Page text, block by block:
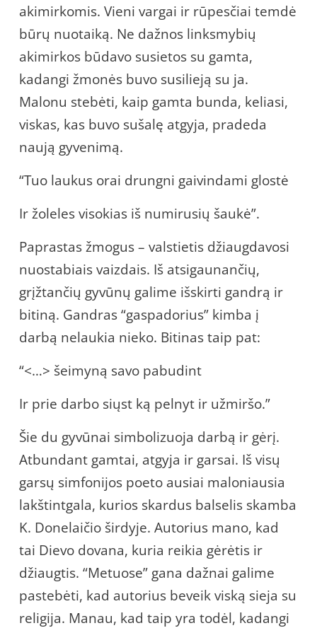
akimirkomis. Vieni vargai ir rūpesčiai temdė
būrų nuotaiką. Ne dažnos linksmybių
akimirkos būdavo susietos su gamta,
kadangi žmonės buvo susilieją su ja.
Malonu stebėti, kaip gamta bunda, keliasi,
viskas, kas buvo sušalę atgyja, pradeda
naują gyvenimą.
“Tuo laukus orai drungni gaivindami glostė
Ir žoleles visokias iš numirusių šaukė”.
Paprastas žmogus – valstietis džiaugdavosi
nuostabiais vaizdais. Iš atsigaunančių,
grįžtančių gyvūnų galime išskirti gandrą ir
bitiną. Gandras “gaspadorius” kimba į
darbą nelaukia nieko. Bitinas taip pat:
“<…> šeimyną savo pabudint
Ir prie darbo siųst ką pelnyt ir užmiršo.”
Šie du gyvūnai simbolizuoja darbą ir gėrį.
Atbundant gamtai, atgyja ir garsai. Iš visų
garsų simfonijos poeto ausiai maloniausia
lakštintgala, kurios skardus balselis skamba
K. Donelaičio širdyje. Autorius mano, kad
tai Dievo dovana, kuria reikia gėrėtis ir
džiaugtis. “Metuose” gana dažnai galime
pastebėti, kad autorius beveik viską sieja su
religija. Manau, kad taip yra todėl, kadangi